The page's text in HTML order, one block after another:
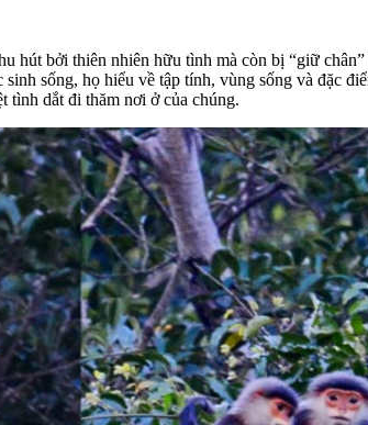
bởi thiên nhiên hữu tình mà còn bị “giữ
sống, họ hiểu về tập tính, vùng sống và đặc
tình dắt đi thăm nơi ở của chúng.